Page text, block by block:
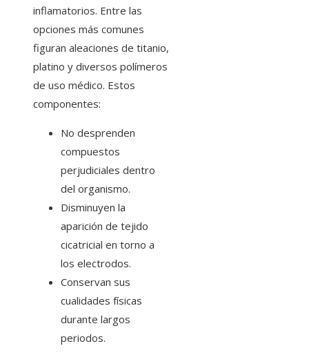
inflamatorios. Entre las
opciones más comunes
figuran aleaciones de titanio,
platino y diversos polímeros
de uso médico. Estos
componentes:
No desprenden
compuestos
perjudiciales dentro
del organismo.
Disminuyen la
aparición de tejido
cicatricial en torno a
los electrodos.
Conservan sus
cualidades físicas
durante largos
periodos.